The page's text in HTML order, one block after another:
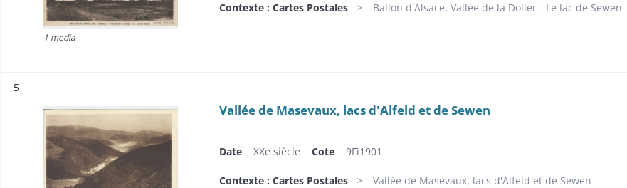
1 media
Contexte : Cartes Postales Ballon d'Alsace, Vallée de la Doller - Le lac de Sewen
5
Vallée de Masevaux, lacs d'Alfeld et de Sewen
Date XXe siècle Cote 9Fi1901
Contexte : Cartes Postales Vallée de Masevaux, lacs d'Alfeld et de Sewen